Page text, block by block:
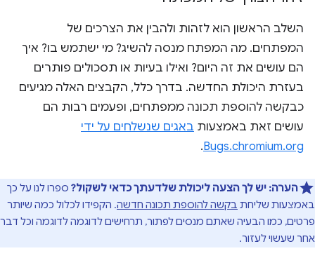
השלב הראשון הוא לזהות ולהבין את הצרכים של
המפתחים. מה המפתח מנסה להשיג? מי ישתמש בו? איך
הם עושים את זה היום? ואילו בעיות או תסכולים פותרים
בעזרת היכולת החדשה. בדרך כלל, הקבצים האלה מגיעים
כבקשה להוספת תכונה ממפתחים, ופעמים רבות הם
עושים זאת באמצעות באגים שנשלחים על ידי
Bugs.chromium.org
.
הערה: יש לך הצעה ליכולת שלדעתך כדאי לשקול? ספרו לנו על כך
באמצעות שליחת בקשה להוספת תכונה חדשה. הקפידו לכלול כמה שיותר
פרטים, כמו הבעיה שאתם מנסים לפתור, תרחישים לדוגמה לדוגמה וכל דבר
אחר שעשוי לעזור.